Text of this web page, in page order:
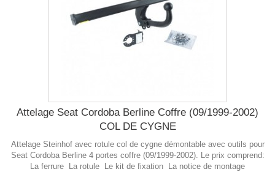
Attelage Seat Cordoba Berline Coffre (09/1999-2002)
COL DE CYGNE
Attelage Steinhof avec rotule col de cygne démontable avec outils pour
Seat Cordoba Berline 4 portes coffre (09/1999-2002). Le prix comprend:
La ferrure La rotule Le kit de fixation La notice de montage